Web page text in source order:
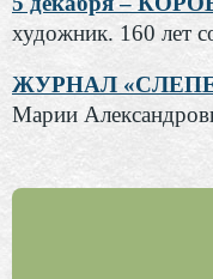
художник. 160 лет
ЖУРНАЛ
Марии